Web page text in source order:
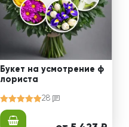
Букет на усмотрение ф
лориста
28